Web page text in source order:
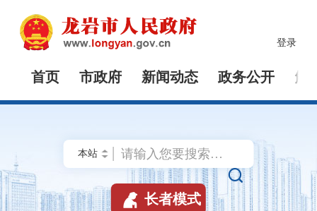
登录
首页 市政府 新闻动态 政务公开 解

 长者模式